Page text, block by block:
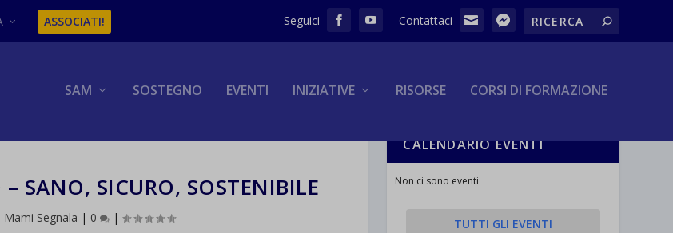
ASSOCIATI!
SAM SOSTEGNO EVENTI INIZIATIVE RISORSE CORSI DI FORMAZIONE
SANO, SICURO, SOSTENIBILE
Mami Segnala | 0 |
CALENDARIO EVENTI
Non ci sono eventi
TUTTI GLI EVENTI